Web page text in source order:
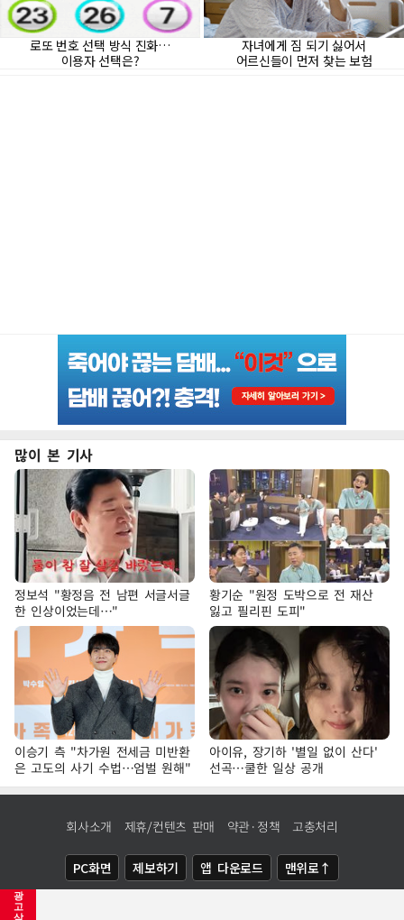
광
고
삭
많이 본 기사
정보석 "황정음 전 남편 서글서글
한 인상이었는데…"
황기순 "원정 도박으로 전 재산
잃고 필리핀 도피"
이승기 측 "차가원 전세금 미반환
은 고도의 사기 수법…엄벌 원해"
아이유, 장기하 '별일 없이 산다'
선곡…쿨한 일상 공개
회사소개 제휴/컨텐츠 판매 약관·정책 고충처리
PC화면 제보하기 앱 다운로드 맨위로↑